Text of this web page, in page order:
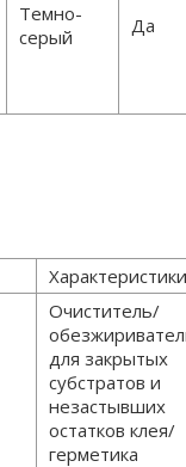
Темно-
серый
Да
Очиститель/
для закрытых
субстратов и
незастывших
остатков клея/
герметика